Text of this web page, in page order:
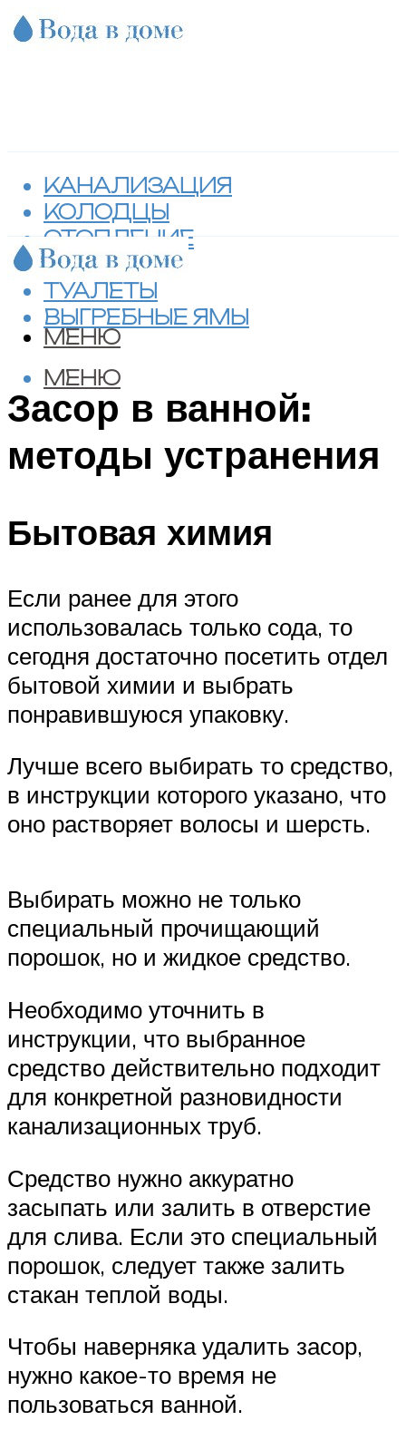
КАНАЛИЗАЦИЯ
КОЛОДЦЫ
ОТОПЛЕНИЕ
СЕПТИКИ
ТУАЛЕТЫ
ВЫГРЕБНЫЕ ЯМЫ
МЕНЮ
МЕНЮ
Засор в ванной:
методы устранения
Бытовая химия
Если ранее для этого
использовалась только сода, то
сегодня достаточно посетить отдел
бытовой химии и выбрать
понравившуюся упаковку.
Лучше всего выбирать то средство,
в инструкции которого указано, что
оно растворяет волосы и шерсть.
Выбирать можно не только
специальный прочищающий
порошок, но и жидкое средство.
Необходимо уточнить в
инструкции, что выбранное
средство действительно подходит
для конкретной разновидности
канализационных труб.
Средство нужно аккуратно
засыпать или залить в отверстие
для слива. Если это специальный
порошок, следует также залить
стакан теплой воды.
Чтобы наверняка удалить засор,
нужно какое-то время не
пользоваться ванной.